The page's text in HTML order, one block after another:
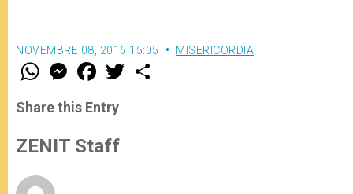
NOVEMBRE 08, 2016 15:05 MISERICORDIA
W
t
s
p
p
M
e
s
e
g
e
F
a
e
b
o
k
w
Share this Entry
ZENIT Staff